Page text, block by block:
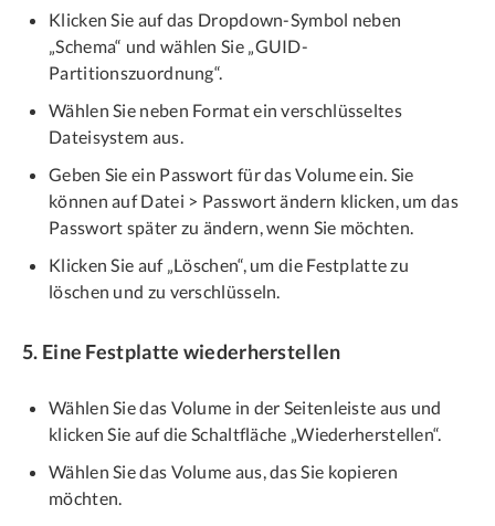
Klicken Sie auf das Dropdown-Symbol neben
„Schema“ und wählen Sie „GUID-
Partitionszuordnung“.
Wählen Sie neben Format ein verschlüsseltes
Dateisystem aus.
Geben Sie ein Passwort für das Volume ein. Sie
können auf Datei > Passwort ändern klicken, um das
Passwort später zu ändern, wenn Sie möchten.
Klicken Sie auf „Löschen“, um die Festplatte zu
löschen und zu verschlüsseln.
5. Eine Festplatte wiederherstellen
Wählen Sie das Volume in der Seitenleiste aus und
klicken Sie auf die Schaltfläche „Wiederherstellen“.
Wählen Sie das Volume aus, das Sie kopieren
möchten.